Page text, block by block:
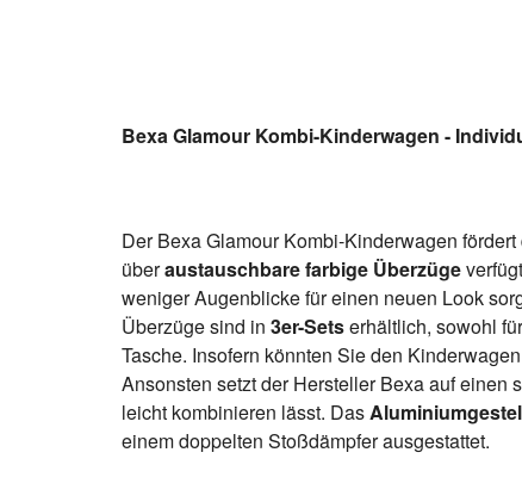
Bexa Glamour Kombi-Kinderwagen -
Der Bexa Glamour Kombi-Kinderwagen
überaustauschbare farbige Überzüge
weniger Augenblicke für einen neuen Look
Überzüge sind in 3er-Setserhältlich, sowohl
Tasche. Insofern könnten Sie den
Ansonsten setzt der Hersteller Bexa auf einen
leicht kombinieren lässt. Das
einem doppelten Stoßdämpfer ausgestattet.